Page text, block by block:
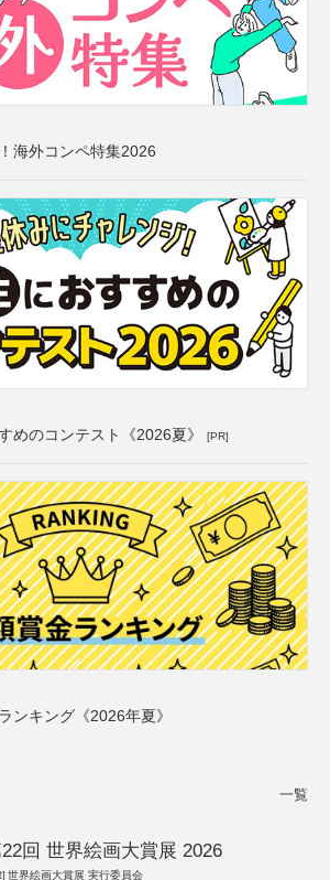
海外コンペ特集2026
めのコンテスト《2026夏》 [PR]
ンキング《2026年夏》
一覧
回 世界絵画大賞展 2026
世界絵画大賞展 実行委員会